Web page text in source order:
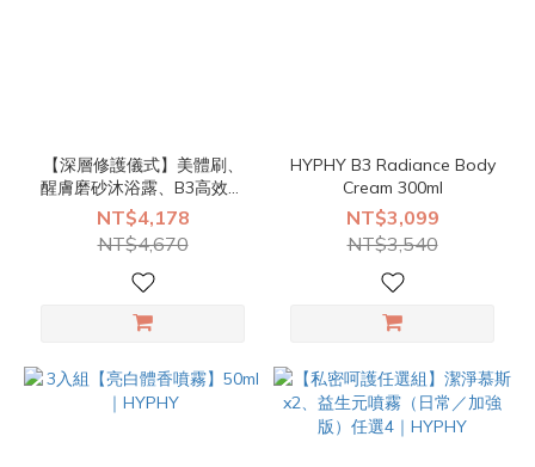
【深層修護儀式】美體刷、
醒膚磨砂沐浴露、B3高效煥
亮身體乳、夢幻身體油｜
HYPHY
NT$4,178
NT$4,670
HYPHY B3 Radiance Body
Cream 300ml
NT$3,099
NT$3,540